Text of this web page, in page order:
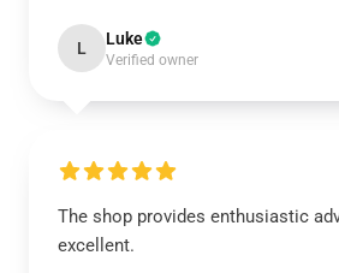
L Luke
Verified owner
The shop provides enthusiastic
excellent.